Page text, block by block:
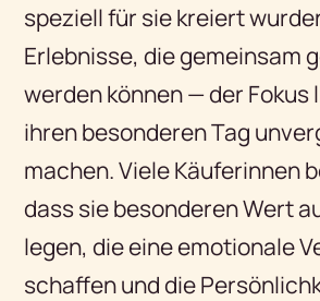
speziell für sie kreiert
Erlebnisse, die gemeinsam
werden können — der Fokus
ihren besonderen Tag
machen. Viele Käuferinnen
dass sie besonderen Wert
legen, die eine emotionale
schaffen und die